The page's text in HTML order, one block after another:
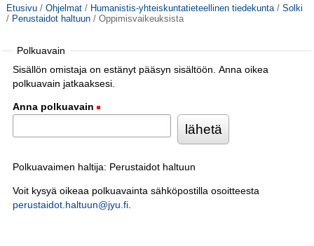
Etusivu / Ohjelmat / Humanistis-yhteiskuntatieteellinen tiedekunta / Solki
/ Perustaidot haltuun / Oppimisvaikeuksista
Polkuavain
Sisällön omistaja on estänyt pääsyn sisältöön. Anna oikea
polkuavain jatkaaksesi.
Anna polkuavain
Polkuavaimen haltija: Perustaidot haltuun
Voit kysyä oikeaa polkuavainta sähköpostilla osoitteesta
perustaidot.haltuun@jyu.fi.